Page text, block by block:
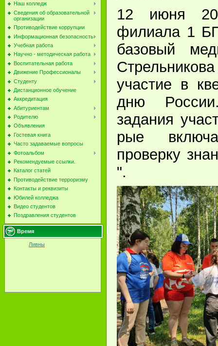
Наш колледж
Сведения об образовательной
организации
Противодействие коррупции
Информационная безопасность
Учебная работа
Научно - методическая работа
Воспитательная работа
Движение Профессионалы
Студенту
Дистанционное обучение
Аккредитация
Абитуриентам
Родителю
Объявления
Гостевая книга
Часто задаваемые вопросы
Фотоальбом
Рекомендуемые ссылки.
Каталог статей
Противодействие терроризму
Контакты и реквизиты
Юбилей колледжа
Видео студентов
Поздравления студентов
Время
Ливны
12 июня
филиала 1
базо­вый
участие в
дню
задания
рые
проверку
".